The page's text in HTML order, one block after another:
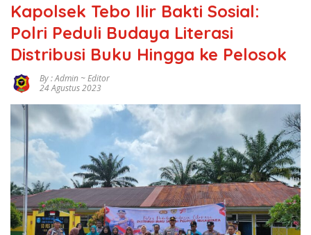
Kapolsek Tebo Ilir Bakti Sosial:
Polri Peduli Budaya Literasi
Distribusi Buku Hingga ke Pelosok
By : Admin ~ Editor
24 Agustus 2023